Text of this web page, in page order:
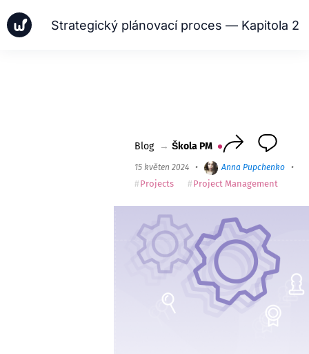
Strategický plánovací proces — Kapitola 2
Blog → Škola PM
15 květen 2024 • Anna Pupchenko •
Projects Project Management